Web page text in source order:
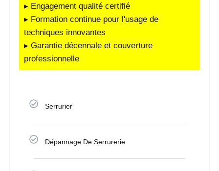
▸ Engagement qualité certifié
▸ Formation continue pour l'usage de
techniques innovantes
▸ Garantie décennale et couverture
professionnelle
Serrurier
Dépannage De Serrurerie